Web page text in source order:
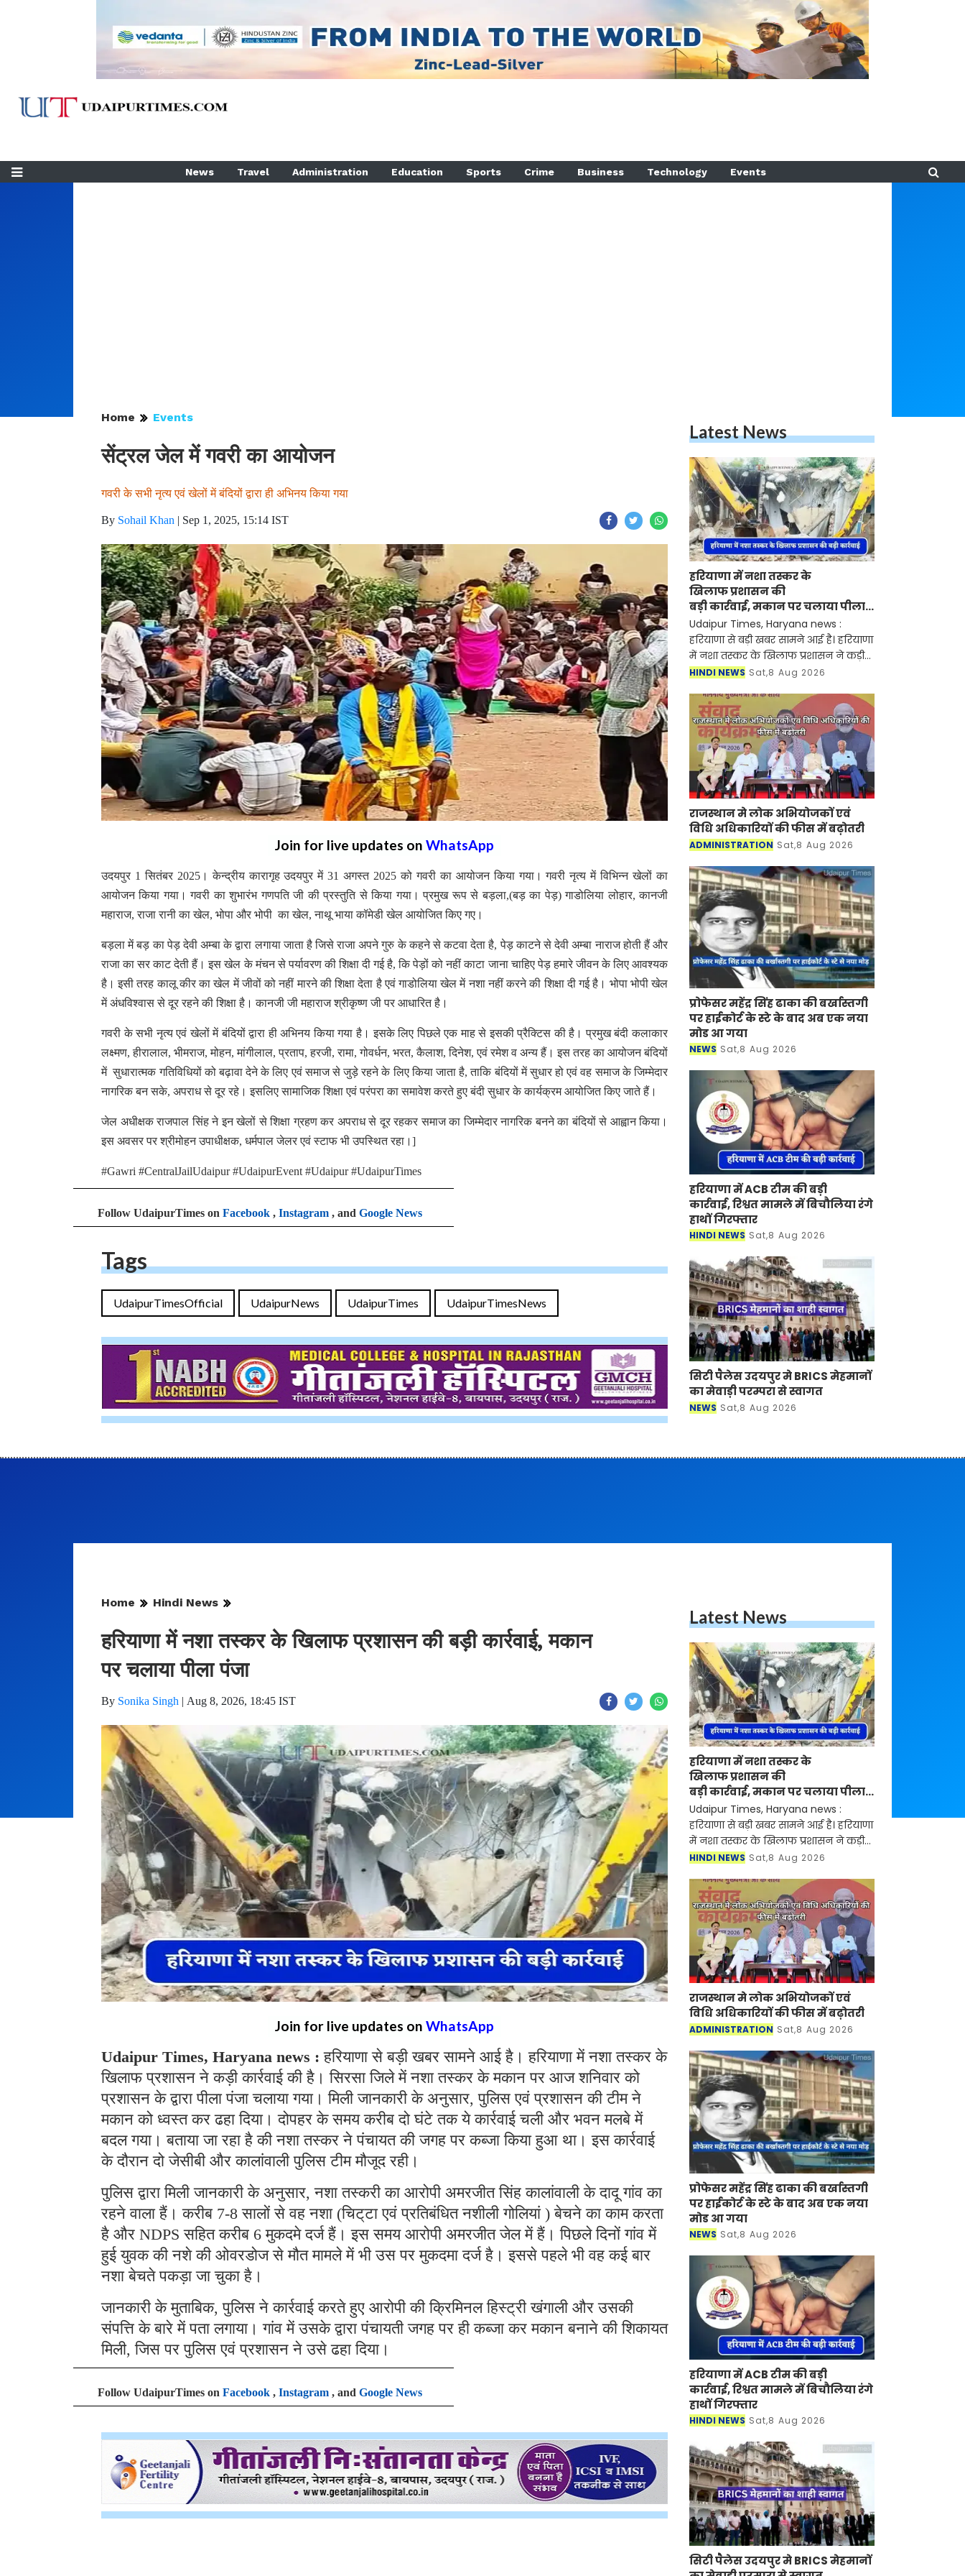
News Travel Administration Education Sports Crime Business Technology Events
Home Events
सेंट्रल जेल में गवरी का आयोजन
गवरी के सभी नृत्य एवं खेलों में बंदियों द्वारा ही अभिनय किया गया
By Sohail Khan | Sep 1, 2025, 15:14 IST
Join for live updates on WhatsApp
उदयपुर 1 सितंबर 2025। केन्द्रीय कारागृह उदयपुर में 31 अगस्त 2025 को गवरी का आयोजन किया गया। गवरी नृत्य में विभिन्न खेलों का
आयोजन किया गया। गवरी का शुभारंभ गणपति जी की प्रस्तुति से किया गया। प्रमुख रूप से बड़ला,(बड़ का पेड़) गाडोलिया लोहार, कानजी
महाराज, राजा रानी का खेल, भोपा और भोपी का खेल, नाथू भाया कॉमेडी खेल आयोजित किए गए।
बड़ला में बड़ का पेड़ देवी अम्बा के द्वारा लगाया जाता है जिसे राजा अपने गुरु के कहने से कटवा देता है, पेड़ काटने से देवी अम्बा नाराज होती हैं और
राजा का सर काट देती हैं। इस खेल के मंचन से पर्यावरण की शिक्षा दी गई है, कि पेड़ों को नहीं काटा जाना चाहिए पेड़ हमारे जीवन के लिए आवश्यक
है। इसी तरह कालू कीर का खेल में जीवों को नहीं मारने की शिक्षा देता है एवं गाडोलिया खेल में नशा नहीं करने की शिक्षा दी गई है। भोपा भोपी खेल
में अंधविश्वास से दूर रहने की शिक्षा है। कानजी जी महाराज श्रीकृष्ण जी पर आधारित है।
गवरी के सभी नृत्य एवं खेलों में बंदियों द्वारा ही अभिनय किया गया है। इसके लिए पिछले एक माह से इसकी प्रैक्टिस की है। प्रमुख बंदी कलाकार
लक्ष्मण, हीरालाल, भीमराज, मोहन, मांगीलाल, प्रताप, हरजी, रामा, गोवर्धन, भरत, कैलाश, दिनेश, एवं रमेश व अन्य हैं। इस तरह का आयोजन बंदियों
में सुधारात्मक गतिविधियों को बढ़ावा देने के लिए एवं समाज से जुड़े रहने के लिए किया जाता है, ताकि बंदियों में सुधार हो एवं वह समाज के जिम्मेदार
नागरिक बन सके, अपराध से दूर रहे। इसलिए सामाजिक शिक्षा एवं परंपरा का समावेश करते हुए बंदी सुधार के कार्यक्रम आयोजित किए जाते हैं।
जेल अधीक्षक राजपाल सिंह ने इन खेलों से शिक्षा ग्रहण कर अपराध से दूर रहकर समाज का जिम्मेदार नागरिक बनने का बंदियों से आह्वान किया।
इस अवसर पर श्रीमोहन उपाधीक्षक, धर्मपाल जेलर एवं स्टाफ भी उपस्थित रहा।]
#Gawri #CentralJailUdaipur #UdaipurEvent #Udaipur #UdaipurTimes
Follow UdaipurTimes on Facebook , Instagram , and Google News
Tags
UdaipurTimesOfficial UdaipurNews UdaipurTimes UdaipurTimesNews
Latest News
हरियाणा में नशा तस्कर के
खिलाफ प्रशासन की
बड़ी कार्रवाई, मकान पर चलाया पीला
पंजा
Udaipur Times, Haryana news :
हरियाणा से बड़ी खबर सामने आई है। हरियाणा
में नशा तस्कर के खिलाफ प्रशासन ने कड़ी
कार्रवाई की है। सिरसा जिले में नशा तस्कर
द्वारा पीला पंज
HINDI NEWS Sat,8 Aug 2026
राजस्थान मे लोक अभियोजकों एवं
विधि अधिकारियों की फीस में बढ़ोतरी
ADMINISTRATION Sat,8 Aug 2026
प्रोफेसर महेंद्र सिंह ढाका की बर्खास्तगी
पर हाईकोर्ट के स्टे के बाद अब एक नया
मोड आ गया
NEWS Sat,8 Aug 2026
हरियाणा में ACB टीम की बड़ी
कार्रवाई, रिश्वत मामले में बिचौलिया रंगे
हाथों गिरफ्तार
HINDI NEWS Sat,8 Aug 2026
सिटी पैलेस उदयपुर मे BRICS मेहमानों
का मेवाड़ी परम्परा से स्वागत
NEWS Sat,8 Aug 2026
Home Hindi News
हरियाणा में नशा तस्कर के खिलाफ प्रशासन की बड़ी कार्रवाई, मकान
पर चलाया पीला पंजा
By Sonika Singh | Aug 8, 2026, 18:45 IST
Join for live updates on WhatsApp
Udaipur Times, Haryana news : हरियाणा से बड़ी खबर सामने आई है। हरियाणा में नशा तस्कर के
खिलाफ प्रशासन ने कड़ी कार्रवाई की है। सिरसा जिले में नशा तस्कर के मकान पर आज शनिवार को
प्रशासन के द्वारा पीला पंजा चलाया गया। मिली जानकारी के अनुसार, पुलिस एवं प्रशासन की टीम ने
मकान को ध्वस्त कर ढहा दिया। दोपहर के समय करीब दो घंटे तक ये कार्रवाई चली और भवन मलबे में
बदल गया। बताया जा रहा है की नशा तस्कर ने पंचायत की जगह पर कब्जा किया हुआ था। इस कार्रवाई
के दौरान दो जेसीबी और कालांवाली पुलिस टीम मौजूद रही।
पुलिस द्वारा मिली जानकारी के अनुसार, नशा तस्करी का आरोपी अमरजीत सिंह कालांवाली के दादू गांव का
रहने वाला हैं। करीब 7-8 सालों से वह नशा (चिट्‌टा एवं प्रतिबंधित नशीली गोलियां ) बेचने का काम करता
है और NDPS सहित करीब 6 मुकदमे दर्ज हैं। इस समय आरोपी अमरजीत जेल में हैं। पिछले दिनों गांव में
हुई युवक की नशे की ओवरडोज से मौत मामले में भी उस पर मुकदमा दर्ज है। इससे पहले भी वह कई बार
नशा बेचते पकड़ा जा चुका है।
जानकारी के मुताबिक, पुलिस ने कार्रवाई करते हुए आरोपी की क्रिमिनल हिस्ट्री खंगाली और उसकी
संपत्ति के बारे में पता लगाया। गांव में उसके द्वारा पंचायती जगह पर ही कब्जा कर मकान बनाने की शिकायत
मिली, जिस पर पुलिस एवं प्रशासन ने उसे ढहा दिया।
Follow UdaipurTimes on Facebook , Instagram , and Google News
Latest News
हरियाणा में नशा तस्कर के
खिलाफ प्रशासन की
बड़ी कार्रवाई, मकान पर चलाया पीला
पंजा
Udaipur Times, Haryana news :
हरियाणा से बड़ी खबर सामने आई है। हरियाणा
में नशा तस्कर के खिलाफ प्रशासन ने कड़ी
कार्रवाई की है। सिरसा जिले में नशा तस्कर
द्वारा पीला पंज
HINDI NEWS Sat,8 Aug 2026
राजस्थान मे लोक अभियोजकों एवं
विधि अधिकारियों की फीस में बढ़ोतरी
ADMINISTRATION Sat,8 Aug 2026
प्रोफेसर महेंद्र सिंह ढाका की बर्खास्तगी
पर हाईकोर्ट के स्टे के बाद अब एक नया
मोड आ गया
NEWS Sat,8 Aug 2026
हरियाणा में ACB टीम की बड़ी
कार्रवाई, रिश्वत मामले में बिचौलिया रंगे
हाथों गिरफ्तार
HINDI NEWS Sat,8 Aug 2026
सिटी पैलेस उदयपुर मे BRICS मेहमानों